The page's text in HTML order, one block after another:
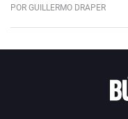
POR GUILLERMO DRAPER